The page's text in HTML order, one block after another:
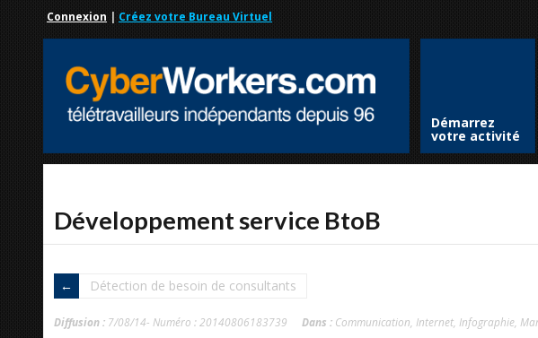
Connexion | Créez votre Bureau Virtuel
Démarrez
votre activité
Développement service BtoB
Détection de besoin de consultants
Diffusion : 7/08/14- Numéro : 20140806183739 Dans : Communication Internet Infographie